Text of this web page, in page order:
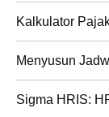
Kalkulator
Menyusun
Sigma HRIS: